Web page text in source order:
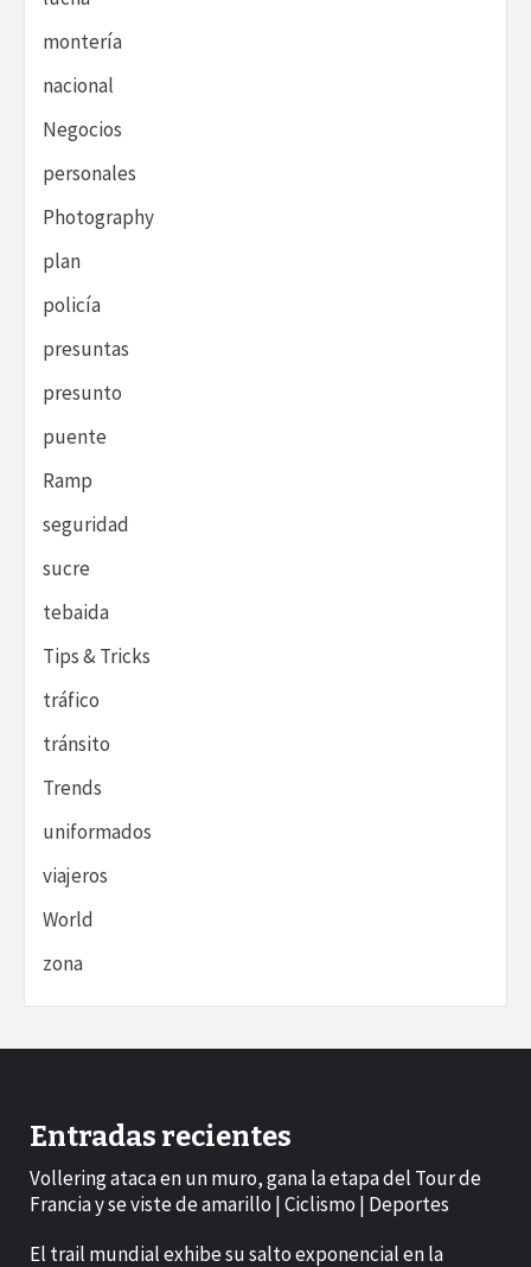
montería
nacional
Negocios
personales
Photography
plan
policía
presuntas
presunto
puente
Ramp
seguridad
sucre
tebaida
Tips & Tricks
tráfico
tránsito
Trends
uniformados
viajeros
World
zona
Entradas recientes
Vollering ataca en un muro, gana la etapa del Tour de
Francia y se viste de amarillo | Ciclismo | Deportes
El trail mundial exhibe su salto exponencial en la